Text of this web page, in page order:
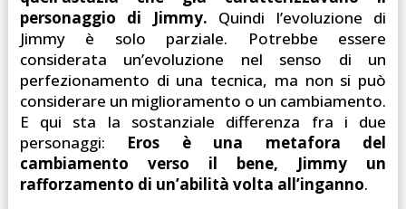
personaggio di Jimmy. Quindi l’evoluzione di
Jimmy è solo parziale. Potrebbe essere
considerata un’evoluzione nel senso di un
perfezionamento di una tecnica, ma non si può
considerare un miglioramento o un cambiamento.
E qui sta la sostanziale differenza fra i due
personaggi: Eros è una metafora del
cambiamento verso il bene, Jimmy un
rafforzamento di un’abilità volta all’inganno.